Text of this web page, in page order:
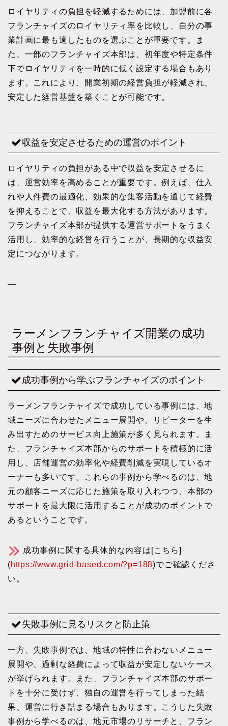
ロイヤリティの負担を軽減するためには、加盟前に各
フランチャイズのロイヤリティ率を比較し、自分の事
業計画に最も適したものを選ぶことが重要です。ま
た、一部のフランチャイズ本部は、初年度や特定条件
下でロイヤリティを一時的に低く設定する場合もあり
ます。これにより、開業初期の経営負担が軽減され、
安定した経営基盤を築くことが可能です。
収益を安定させるための運営のポイント
ロイヤリティの負担がある中で収益を安定させるに
は、運営効率を高めることが重要です。例えば、仕入
れや人件費の最適化、効果的な集客活動を通じて経費
を抑えることで、収益を最大化する方法があります。
フランチャイズ本部が提供する運営サポートをうまく
活用し、効率的な経営を行うことが、長期的な収益安
定につながります。
—
ラーメンフランチャイズ開業の成功
事例と失敗事例
成功事例から学ぶフランチャイズのポイント
ラーメンフランチャイズで成功している事例には、地
域ニーズに合わせたメニュー展開や、リピーターを生
み出すためのサービス向上施策が多く見られます。ま
た、フランチャイズ本部からのサポートを積極的に活
用し、店舗運営の効率化や経費削減を実現しているオ
ーナーも多いです。これらの事例から学べるのは、地
元の顧客ニーズに応じた施策を取り入れつつ、本部の
サポートを最大限に活用することが成功のポイントで
あるということです。
成功事例に関する具体的な内容は[こちら]
(https://www.grid-based.com/?p=188)でご確認くださ
い。
失敗事例に見るリスクと防止策
一方、失敗事例では、地域の特性に合わないメニュー
展開や、過剰な経費によって収益が安定しないケース
が挙げられます。また、フランチャイズ本部のサポー
トを十分に受けず、独自の運営を行ってしまった結
果、運営に行き詰まる場合もあります。こうした失敗
事例から学べるのは、地元市場のリサーチと、フラン